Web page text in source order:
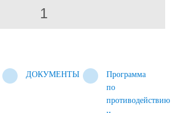
1
ДОКУМЕНТЫ
Программа
по
противодействию